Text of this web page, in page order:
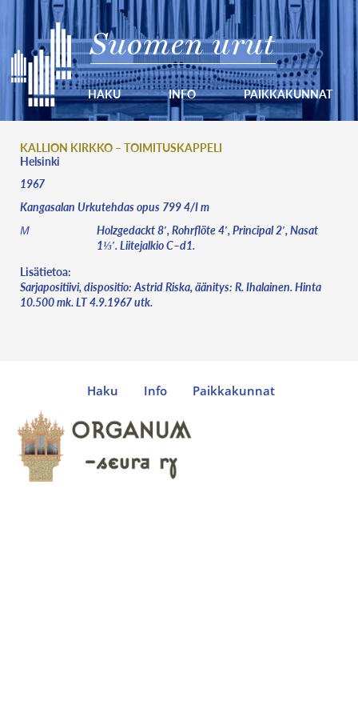
Suomen urut
HAKU INFO PAIKKAKUNNAT
KALLION KIRKKO – TOIMITUSKAPPELI
Helsinki
1967
Kangasalan Urkutehdas opus 799 4/I m
M
Holzgedackt 8′, Rohrflöte 4′, Principal 2′, Nasat
1⅓′. Liitejalkio C–d1.
Lisätietoa:
Sarjapositiivi, dispositio: Astrid Riska, äänitys: R. Ihalainen. Hinta
10.500 mk. LT 4.9.1967 utk.
Haku Info Paikkakunnat